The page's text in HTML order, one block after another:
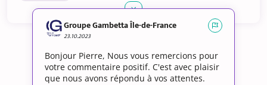
Groupe Gambetta Île-de-France
23.10.2023
Bonjour Pierre, Nous vous remercions pour
votre commentaire positif. C'est avec plaisir
que nous avons répondu à vos attentes.